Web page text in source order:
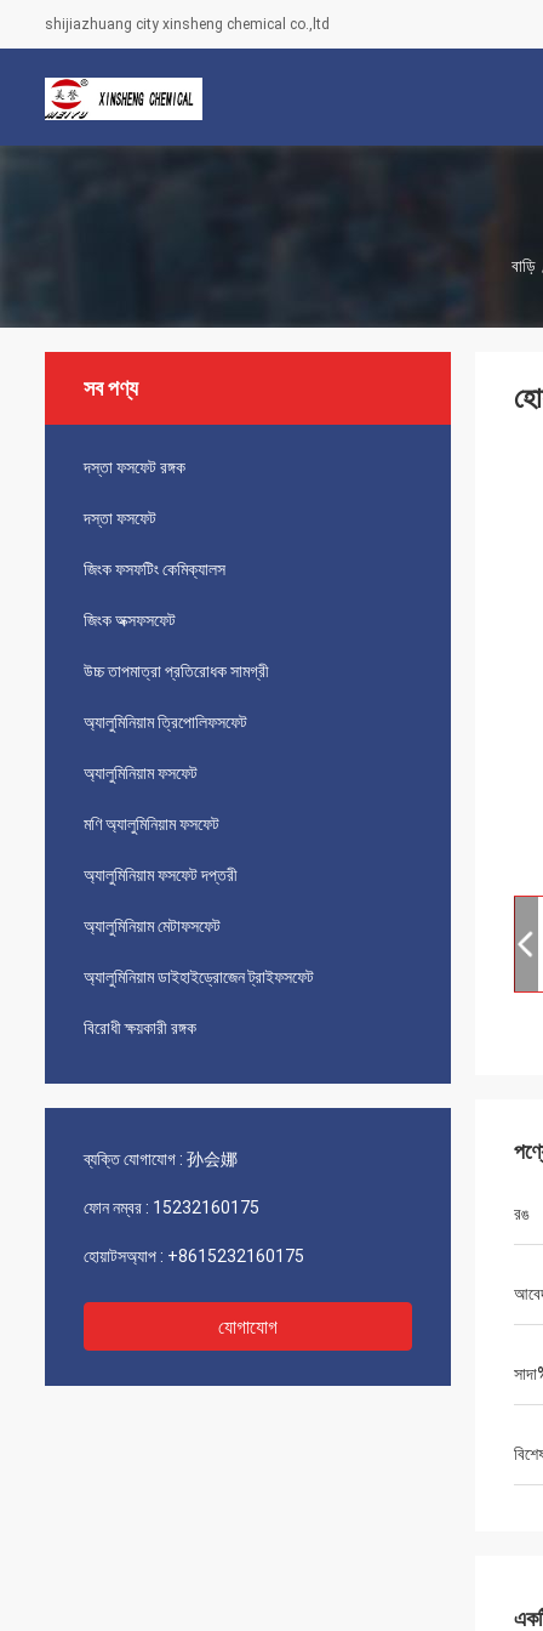
shijiazhuang city xinsheng chemical co.,ltd
বাড়ি
সব পণ্য
দস্তা ফসফেট রঙ্গক
দস্তা ফসফেট
জিংক ফসফটিং কেমিক্যালস
জিংক অক্সফসফেট
উচ্চ তাপমাত্রা প্রতিরোধক সামগ্রী
অ্যালুমিনিয়াম ত্রিপোলিফসফেট
অ্যালুমিনিয়াম ফসফেট
মণি অ্যালুমিনিয়াম ফসফেট
অ্যালুমিনিয়াম ফসফেট দপ্তরী
অ্যালুমিনিয়াম মেটাফসফেট
অ্যালুমিনিয়াম ডাইহাইড্রোজেন ট্রাইফসফেট
বিরোধী ক্ষয়কারী রঙ্গক
ব্যক্তি যোগাযোগ : 孙会娜
ফোন নম্বর : 15232160175
হোয়াটসঅ্যাপ : +8615232160175
যোগাযোগ
রঙ